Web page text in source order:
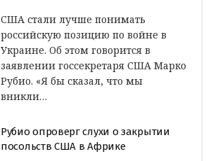
США стали лучше понимать
российскую позицию по войне в
Украине. Об этом говорится в
заявлении госсекретаря США Марко
Рубио. «Я бы сказал, что мы
вникли…
Рубио опроверг слухи о закрытии
посольств США в Африке